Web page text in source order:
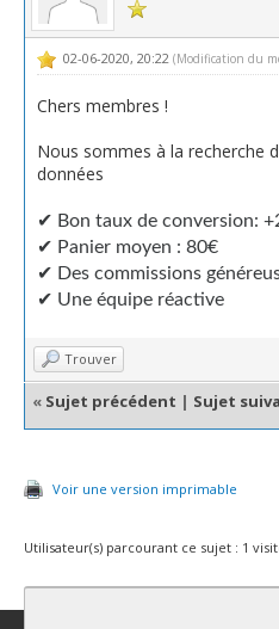
02-06-2020, 20:22 (Modification du
Chers membres !
Nous sommes à la recherche
données
✔ Bon taux de conversion:
✔ Panier moyen : 80€
✔ Des commissions
✔ Une équipe réactive
Trouver
« Sujet précédent | Sujet
Voir une version imprimable
Utilisateur(s) parcourant ce sujet : 1